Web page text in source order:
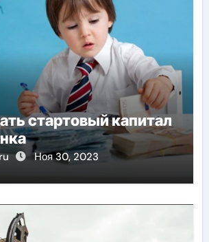
стартовый капитал
Ноя 30, 2023